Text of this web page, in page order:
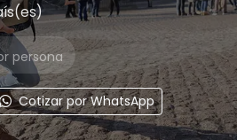
persona
Cotizar por WhatsApp